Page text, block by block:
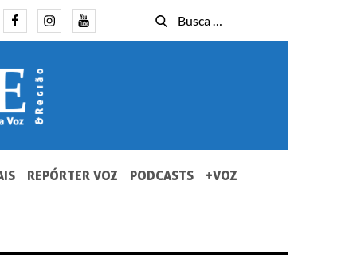
FacebookInstagramYoutube
Busca
for:
Busca
REPÓRTER VOZ PODCASTS +VOZ